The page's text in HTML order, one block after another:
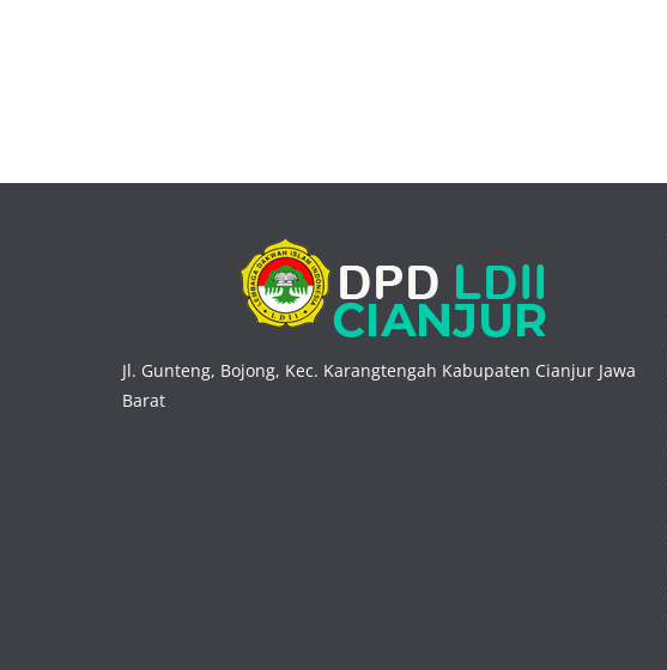
Jl. Gunteng, Bojong, Kec. Karangtengah Kabupaten Cianjur Jawa
Barat